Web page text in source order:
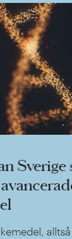
Sverige